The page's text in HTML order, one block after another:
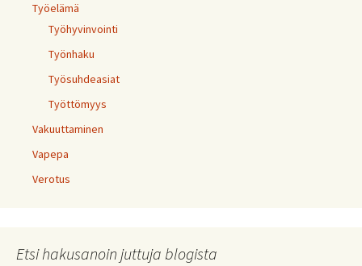
Työelämä
Työhyvinvointi
Työnhaku
Työsuhdeasiat
Työttömyys
Vakuuttaminen
Vapepa
Verotus
Etsi hakusanoin juttuja blogista